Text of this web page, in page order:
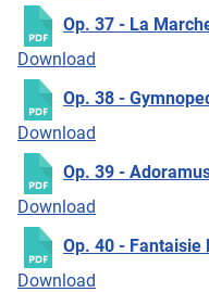
Op. 37 - La
Download
Op. 38 -
Download
Op. 39 -
Download
Op. 40 - Fantaisie
Download